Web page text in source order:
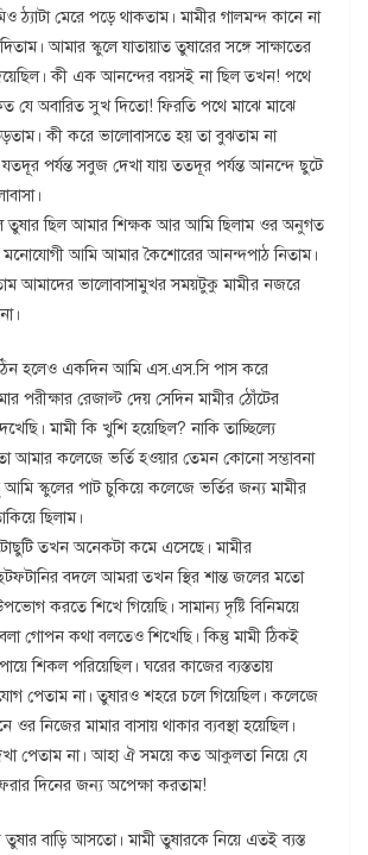
ঠ্যাটা মেরে পড়ে থাকতাম। মামীর গালমন্দ কানে না
আমার স্কুলে যাতায়াত তুষারের সঙ্গে সাক্ষাতের
কী এক আনন্দের বয়সই না ছিল তখন! পথে
যে অবারিত সুখ দিতো! ফিরতি পথে মাঝে মাঝে
কী করে ভালোবাসতে হয় তা বুঝতাম না
পর্যন্ত সবুজ দেখা যায় ততদূর পর্যন্ত আনন্দে ছুটে
তুষার ছিল আমার শিক্ষক আর আমি ছিলাম ওর অনুগত
মনোযোগী আমি আমার কৈশোরের আনন্দপাঠ নিতাম।
আমাদের ভালোবাসামুখর সময়টুকু মামীর নজরে
হলেও একদিন আমি এস.এস.সি পাস করে
পরীক্ষার রেজাল্ট দেয় সেদিন মামীর ঠোঁটের
মামী কি খুশি হয়েছিল? নাকি তাচ্ছিল্যে
আমার কলেজে ভর্তি হওয়ার তেমন কোনো সম্ভাবনা
আমি স্কুলের পাট চুকিয়ে কলেজে ভর্তির জন্য মামীর
ছিলাম।
তখন অনেকটা কমে এসেছে। মামীর
বদলে আমরা তখন স্থির শান্ত জলের মতো
করতে শিখে গিয়েছি। সামান্য দৃষ্টি বিনিময়ে
গোপন কথা বলতেও শিখেছি। কিন্তু মামী ঠিকই
শিকল পরিয়েছিল। ঘরের কাজের ব্যস্ততায়
পেতাম না। তুষারও শহরে চলে গিয়েছিল। কলেজে
ওর নিজের মামার বাসায় থাকার ব্যবস্থা হয়েছিল।
পেতাম না। আহা ঐ সময়ে কত আকুলতা নিয়ে যে
দিনের জন্য অপেক্ষা করতাম!
তুষার বাড়ি আসতো। মামী তুষারকে নিয়ে এতই ব্যস্ত